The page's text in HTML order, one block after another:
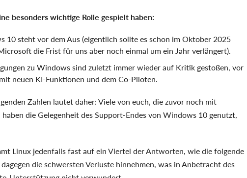
besonders wichtige Rolle gespielt haben:
10 steht vor dem Aus (eigentlich sollte es schon im Oktober 2025
die Frist für uns aber noch einmal um ein Jahr verlängert).
zu Windows sind zuletzt immer wieder auf Kritik gestoßen, vor
neuen KI-Funktionen und dem Co-Piloten.
Zahlen lautet daher: Viele von euch, die zuvor noch mit
die Gelegenheit des Support-Endes von Windows 10 genutzt,
Linux jedenfalls fast auf ein Viertel der Antworten, wie die folgende
die schwersten Verluste hinnehmen, was in Anbetracht des